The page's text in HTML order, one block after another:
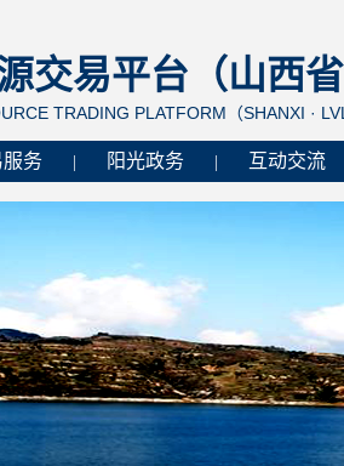
交易平台（山西
TRADING PLATFORM（SHANXI ·
服务 阳光政务 互动交流